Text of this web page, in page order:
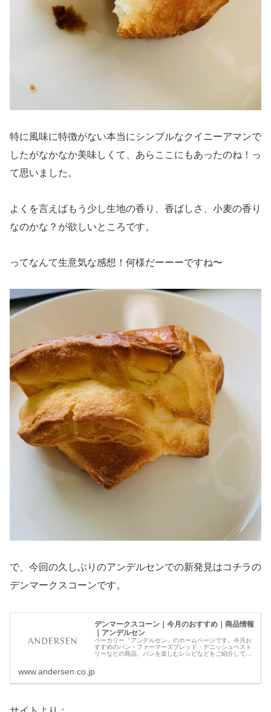
特に風味に特徴がない本当にシンプルなクイニーアマンで
したがなかなか美味しくて、あらここにもあったのね！っ
て思いました。
よくを言えばもう少し生地の香り、香ばしさ、小麦の香り
なのかな？が欲しいところです。
ってなんて生意気な感想！何様だーーーですね〜
で、今回の久しぶりのアンデルセンでの新発見はコチラの
デンマークスコーンです。
デンマークスコーン｜今月のおすすめ｜商品情報
｜アンデルセン
ベーカリー「アンデルセン」のホームページです。今月お
すすめのパン・ファーマーズブレッド・デニッシュペスト
リーなどの商品、パンを楽しむレシピなどをご紹介してい
www.andersen.co.jp